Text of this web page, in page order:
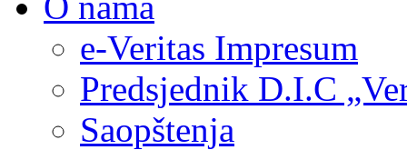
e-Veritas Impresum
Predsjednik D.I.C
Saopštenja